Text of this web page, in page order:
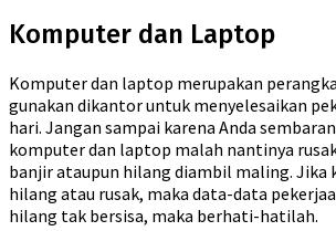
Komputer dan Laptop
Komputer dan laptop merupakan
gunakan dikantor untuk menyelesaikan
hari. Jangan sampai karena Anda
komputer dan laptop malah nantinya
banjir ataupun hilang diambil maling. Jika
hilang atau rusak, maka data-data
hilang tak bersisa, maka berhati-hatilah.